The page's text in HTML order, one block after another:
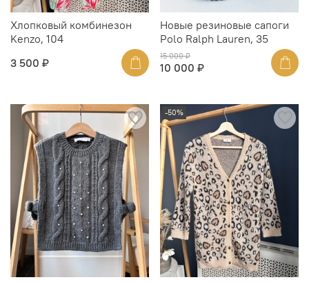
Хлопковый комбинезон
Kenzo, 104
3 500 ₽
Новые резиновые сапоги
Polo Ralph Lauren, 35
15 000 ₽
10 000 ₽
-50%